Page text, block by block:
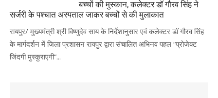
बच्चों की मुस्कान, कलेक्टर डॉ गौरव सिंह ने
सर्जरी के पश्चात अस्पताल जाकर बच्चों से की मुलाकात
रायपुर/ मुख्यमंत्री श्री विष्णुदेव साय के निर्देशानुसार एवं कलेक्टर डॉ गौरव सिंह
के मार्गदर्शन में जिला प्रशासन रायपुर द्वारा संचालित अभिनव पहल “प्रोजेक्ट
जिंदगी मुस्कुराएगी”...